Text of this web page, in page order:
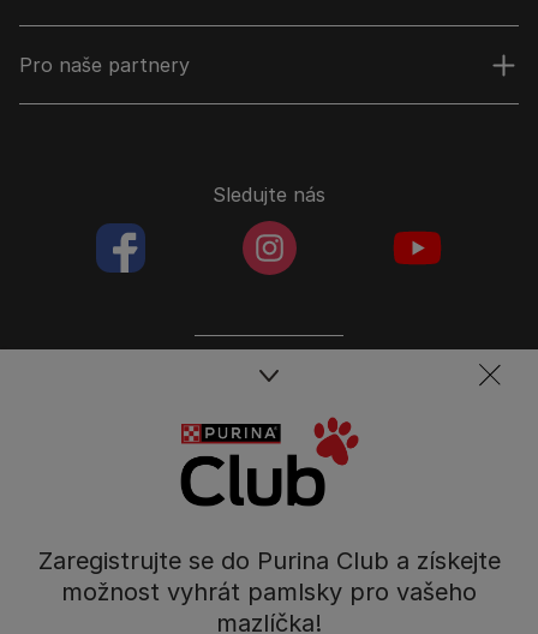
Zaregistrujte se do Purina Club a získejte
možnost vyhrát pamlsky pro vašeho
mazlíčka!
Pro naše partnery
Spojte se s týmem péče o domácí mazlíčky
Tel.: 800 135 135
Mezi Vodami 2035/31,
Praha 4 - Modřany
Sledujte nás
facebookColoredinstagramColored